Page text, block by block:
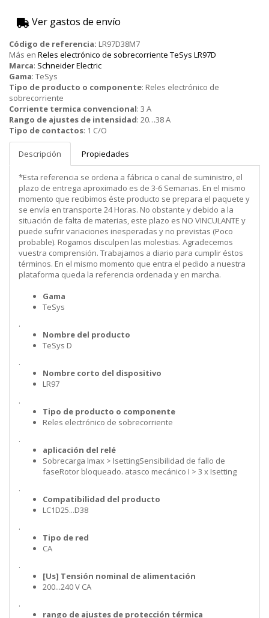
Ver gastos de envío
Código de referencia: LR97D38M7
Más en Reles electrónico de sobrecorriente TeSys LR97D
Marca: Schneider Electric
Gama: TeSys
Tipo de producto o componente: Reles electrónico de
sobrecorriente
Corriente termica convencional: 3 A
Rango de ajustes de intensidad: 20…38 A
Tipo de contactos: 1 C/O
Descripción Propiedades
*Esta referencia se ordena a fábrica o canal de suministro, el
plazo de entrega aproximado es de 3-6 Semanas. En el mismo
momento que recibimos éste producto se prepara el paquete y
se envía en transporte 24 Horas. No obstante y debido a la
situación de falta de materias, este plazo es NO VINCULANTE y
puede sufrir variaciones inesperadas y no previstas (Poco
probable). Rogamos disculpen las molestias. Agradecemos
vuestra comprensión. Trabajamos a diario para cumplir éstos
términos. En el mismo momento que entra el pedido a nuestra
plataforma queda la referencia ordenada y en marcha.
Gama
TeSys
.
Nombre del producto
TeSys D
.
Nombre corto del dispositivo
LR97
.
Tipo de producto o componente
Reles electrónico de sobrecorriente
.
aplicación del relé
Sobrecarga Imax > IsettingSensibilidad de fallo de
faseRotor bloqueado. atasco mecánico I > 3 x Isetting
.
Compatibilidad del producto
LC1D25...D38
.
Tipo de red
CA
.
[Us] Tensión nominal de alimentación
200...240 V CA
.
rango de ajustes de protección térmica